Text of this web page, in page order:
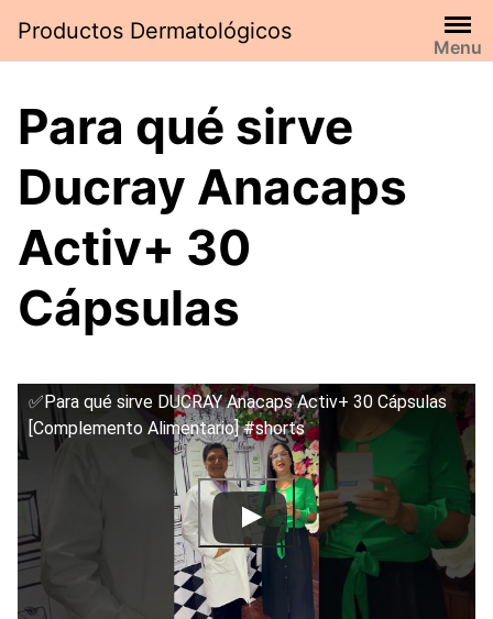
contenido
Productos Dermatológicos
Menu
Para qué sirve
Ducray Anacaps
Activ+ 30
Cápsulas
✅Para qué sirve DUCRAY Anacaps Activ+ 30 Cápsulas
[Complemento Alimentario] #shorts